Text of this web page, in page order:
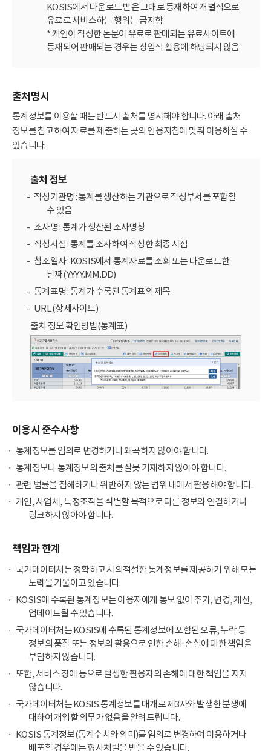
KOSIS에서 다운로드 받은 그대로 등재하여 개별적으로
유료로 서비스하는 행위는 금지함
* 개인이 작성한 논문이 유료로 판매되는 유료사이트에
등재되어 판매되는 경우는 상업적 활용에 해당되지 않음
출처명시
통계정보를 이용할 때는 반드시 출처를 명시해야 합니다. 아래 출처
정보를 참고하여 자료를 제출하는 곳의 인용지침에 맞춰 이용하실 수
있습니다.
출처 정보
작성기관명 : 통계를 생산하는 기관으로 작성부서를 포함할
수 있음
조사명 : 통계가 생산된 조사명칭
작성시점 : 통계를 조사하여 작성한 최종 시점
참조일자 : KOSIS에서 통계자료를 조회 또는 다운로드한
날짜(YYYY.MM.DD)
통계표명 : 통계가 수록된 통계표의 제목
URL (상세사이트)
출처 정보 확인방법(통계표)
이용시 준수사항
통계정보를 임의로 변경하거나 왜곡하지 않아야 합니다.
통계정보나 통계정보의 출처를 잘못 기재하지 않아야 합니다.
관련 법률을 침해하거나 위반하지 않는 범위 내에서 활용해야 합니다.
개인, 사업체, 특정조직을 식별할 목적으로 다른 정보와 연결하거나
링크하지 않아야 합니다.
책임과 한계
국가데이터처는 정확하고 시의적절한 통계정보를 제공하기 위해 모든
노력을 기울이고 있습니다.
KOSIS에 수록된 통계정보는 이용자에게 통보 없이 추가, 변경, 개선,
업데이트될 수 있습니다.
국가데이터처는 KOSIS에 수록된 통계정보에 포함된 오류, 누락 등
정보의 품질 또는 정보의 활용으로 인한 손해·손실에 대한 책임을
부담하지 않습니다.
또한, 서비스 장애 등으로 발생한 활용자의 손해에 대한 책임을 지지
않습니다.
국가데이터처는 KOSIS 통계정보를 매개로 제3자와 발생한 분쟁에
대하여 개입할 의무가 없음을 알려드립니다.
KOSIS 통계정보(통계수치와 의미)를 임의로 변경하여 이용하거나
배포할 경우에는 형사처벌을 받을 수 있습니다.